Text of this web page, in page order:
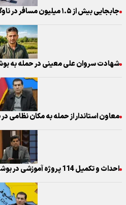
جابجایی بیش از ۱.۵ میلیون مسافر در ناوگان حمل‌ونقل عمومی بوشهر
شهادت سروان علی معینی در حمله به
معاون استاندار از حمله به مکان نظامی
احداث و تکمیل 114 پروژه آموزشی در بوشهر